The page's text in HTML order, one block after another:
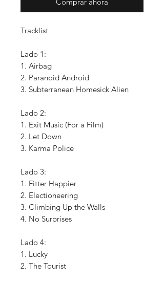
Comprar ahora
Tracklist
Lado 1:
1. Airbag
2. Paranoid Android
3. Subterranean Homesick Alien
Lado 2:
1. Exit Music (For a Film)
2. Let Down
3. Karma Police
Lado 3:
1. Fitter Happier
2. Electioneering
3. Climbing Up the Walls
4. No Surprises
Lado 4:
1. Lucky
2. The Tourist